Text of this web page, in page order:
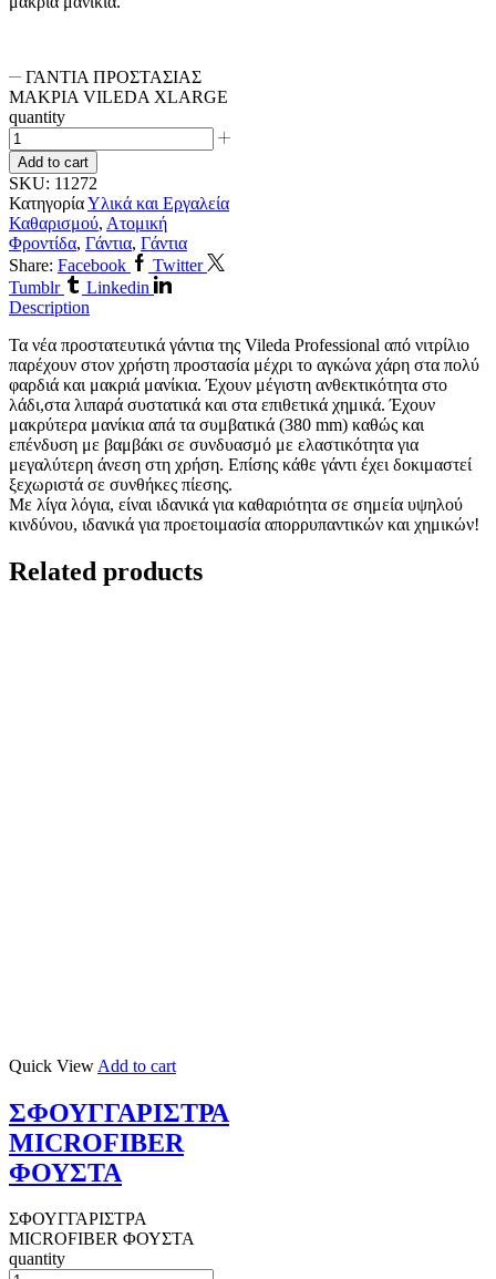
ΓΑΝΤΙΑ ΠΡΟΣΤΑΣΙΑΣ
ΜΑΚΡΙΑ VILEDA XLARGE
quantity
Add to cart
SKU: 11272
ΚατηγορίαΥλικά και Εργαλεία
Καθαρισμού, Ατομική
Φροντίδα, Γάντια, Γάντια
Share: Facebook
Twitter
Tumblr
Linkedin
Description
Τα νέα προστατευτικά γάντια της Vileda Professional από νιτρίλιο
παρέχουν στον χρήστη προστασία μέχρι το αγκώνα χάρη στα πολύ
φαρδιά και μακριά μανίκια. Έχουν μέγιστη ανθεκτικότητα στο
λάδι,στα λιπαρά συστατικά και στα επιθετικά χημικά. Έχουν
μακρύτερα μανίκια απά τα συμβατικά (380 mm) καθώς και
επένδυση με βαμβάκι σε συνδυασμό με ελαστικότητα για
μεγαλύτερη άνεση στη χρήση. Επίσης κάθε γάντι έχει δοκιμαστεί
ξεχωριστά σε συνθήκες πίεσης.
Με λίγα λόγια, είναι ιδανικά για καθαριότητα σε σημεία υψηλού
κινδύνου, ιδανικά για προετοιμασία απορρυπαντικών και χημικών!
Related products
Quick View Add to cart
ΣΦΟΥΓΓΑΡΙΣΤΡΑ
MICROFIBER
ΦΟΥΣΤΑ
ΣΦΟΥΓΓΑΡΙΣΤΡΑ
MICROFIBER ΦΟΥΣΤΑ
quantity